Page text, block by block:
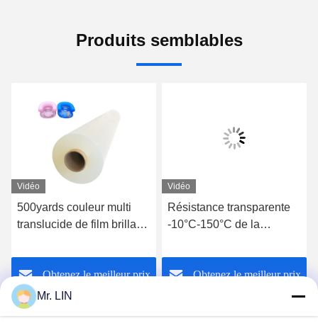
Produits semblables
Vidéo
500yards couleur multi
translucide de film brillant
imperméable du
polyuréthane TPU
Obtenez le meilleur prix
Vidéo
Résistance transparente
-10°C-150°C de la
100% TPU pour les
produits composés
Obtenez le meilleur prix
Mr. LIN